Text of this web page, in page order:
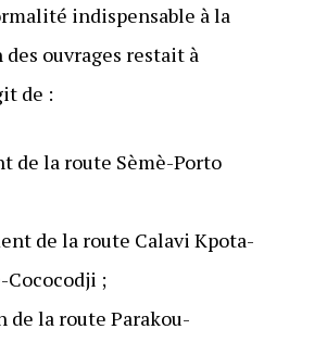
indispensable à la
ouvrages restait à
de :
de la route Sèmè-Porto
de la route Calavi Kpota-
Cococodji ;
la route Parakou-